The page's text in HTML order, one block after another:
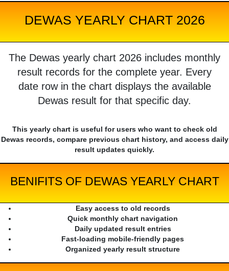
DEWAS YEARLY CHART 2026
The Dewas yearly chart 2026 includes monthly
result records for the complete year. Every
date row in the chart displays the available
Dewas result for that specific day.
This yearly chart is useful for users who want to check old
Dewas records, compare previous chart history, and access daily
result updates quickly.
BENIFITS OF DEWAS YEARLY CHART
Easy access to old records
Quick monthly chart navigation
Daily updated result entries
Fast-loading mobile-friendly pages
Organized yearly result structure